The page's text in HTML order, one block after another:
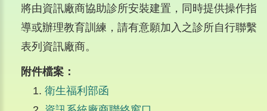
將由資訊廠商協助診所安裝建置，同時提供操作指
導或辦理教育訓練，請有意願加入之診所自行聯繫
表列資訊廠商。
附件檔案：
衛生福利部函